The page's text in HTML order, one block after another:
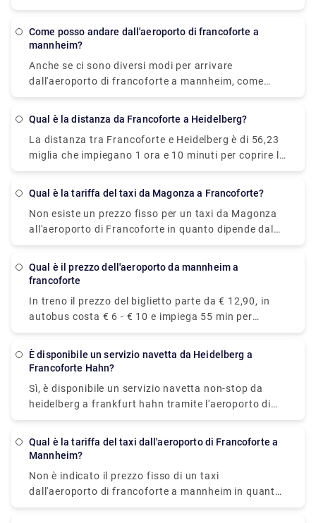
Francoforte sul Meno Centrale, che costa €20 - €29
Come posso andare dall'aeroporto di francoforte a
mannheim?
Anche se ci sono diversi modi per arrivare
dall'aeroporto di francoforte a mannheim, come
autobus, treno, macchina, taxi, ecc. Un autobus è
costa € 6,41 e impiega 55 minuti per raggiungere la
destinazione.
Qual è la distanza da Francoforte a Heidelberg?
La distanza tra Francoforte e Heidelberg è di 56,23
miglia che impiegano 1 ora e 10 minuti per coprire la
distanza tramite la A67 e la A5.
Qual è la tariffa del taxi da Magonza a Francoforte?
Non esiste un prezzo fisso per un taxi da Magonza
all'aeroporto di Francoforte in quanto dipende dal
numero di passeggeri, dalla data e dall'orario di
dall'aeroporto di Magonza a Francoforte è
Qual è il prezzo dell'aeroporto da mannheim a
francoforte
In treno il prezzo del biglietto parte da € 12,90, in
autobus costa € 6 - € 10 e impiega 55 min per
raggiungere la destinazione.
È disponibile un servizio navetta da Heidelberg a
Francoforte Hahn?
Sì, è disponibile un servizio navetta non-stop da
heidelberg a frankfurt hahn tramite l'aeroporto di
Francoforte sul Meno P36, che raggiunge la
biglietto è compreso tra € 23,30 - € 29,12.
Qual è la tariffa del taxi dall'aeroporto di Francoforte a
Mannheim?
Non è indicato il prezzo fisso di un taxi
dall'aeroporto di francoforte a mannheim in quanto
dipende da diversi fattori (numero di passeggeri,